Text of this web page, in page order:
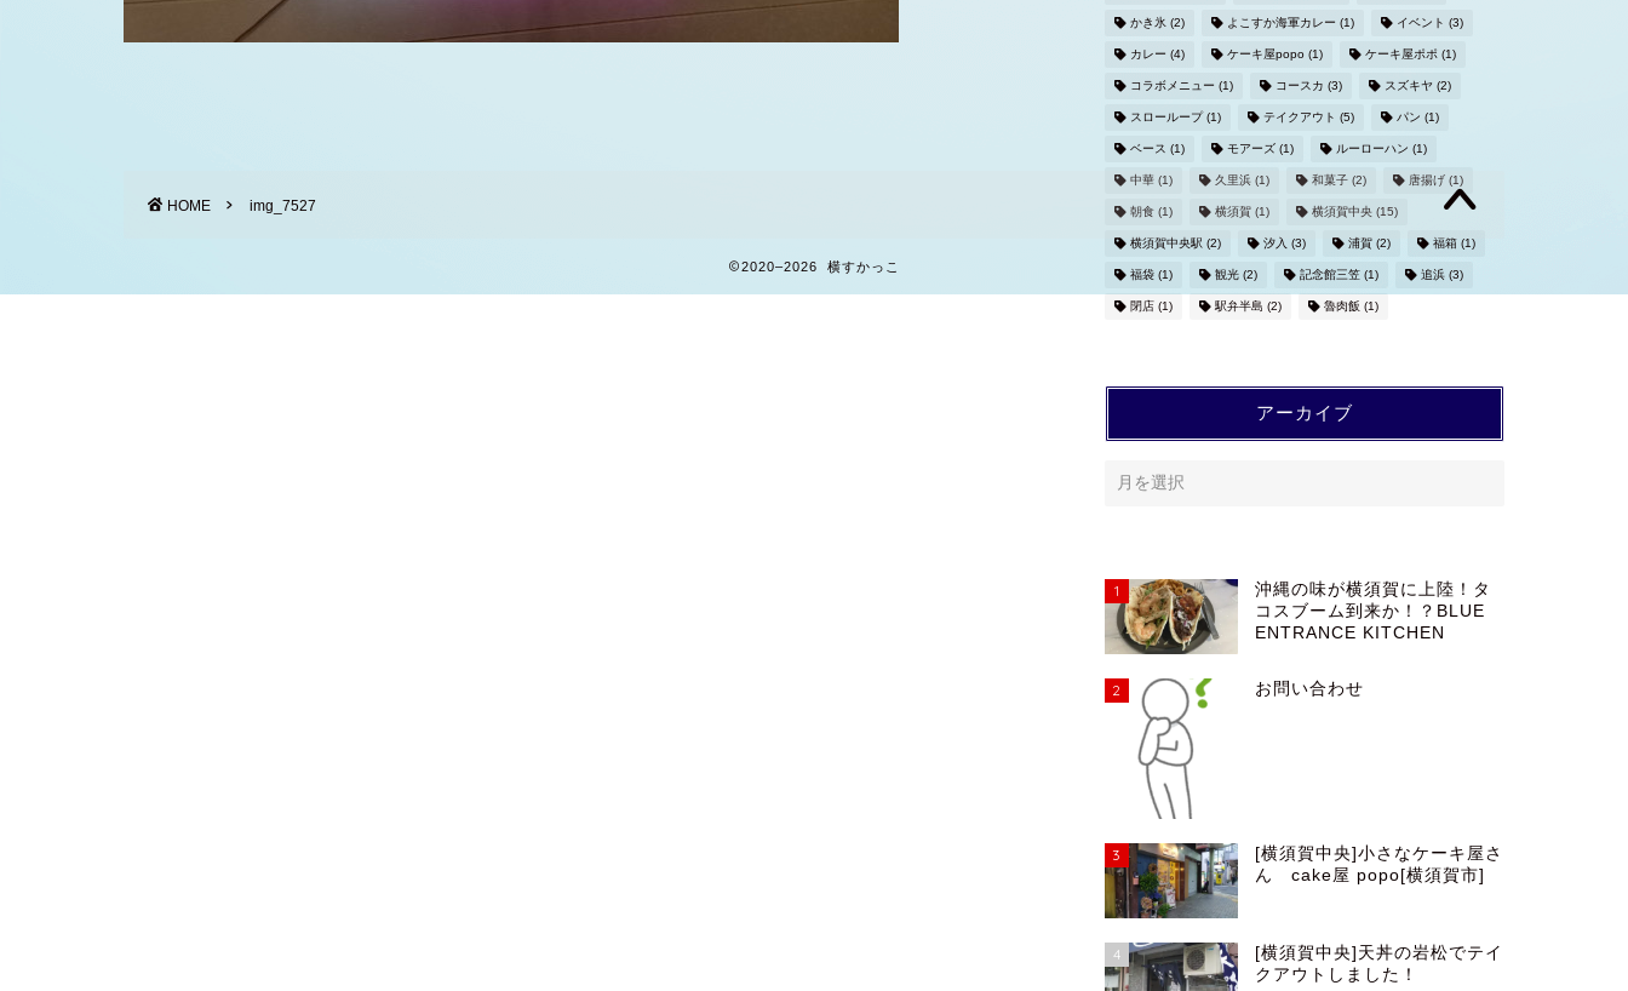
かき氷 (2) よこすか海軍カレー (1) イベント (3)
カレー (4) ケーキ屋popo (1) ケーキ屋ポポ (1)
コラボメニュー (1) コースカ (3) スズキヤ (2)
スローループ(1) テイクアウト (5) パン (1)
ベース (1) モアーズ(1) ルーローハン (1)
中華(1) 久里浜(1) 和菓子(2) 唐揚げ(1)
朝食(1) 横須賀(1) 横須賀中央(15)
横須賀中央駅 (2) 汐入 (3) 浦賀(2) 福箱(1)
福袋(1) 観光(2) 記念館三笠(1) 追浜(3)
閉店(1) 駅弁半島 (2) 魯肉飯 (1)
アーカイブ
1
沖縄の味が横須賀に上陸！タ
コスブーム到来か！？BLUE
ENTRANCE KITCHEN
2 お問い合わせ
3
[横須賀中央]小さなケーキ屋さ
ん cake屋 popo[横須賀市]
4
[横須賀中央]天丼の岩松でテイ
クアウトしました！
HOME img_7527
2020–2026 横すかっこ